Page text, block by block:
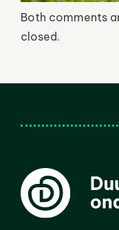
Both comments
closed.